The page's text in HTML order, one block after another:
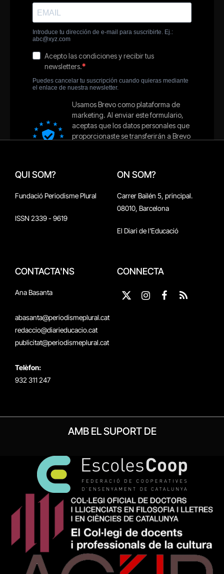
QUI SOM?
Fundació Periodisme Plural
ISSN 2339 - 9619
ON SOM?
Carrer Bailén 5, principal.
08010, Barcelona
El Diari de l'Educació
CONTACTA'NS
Ana Basanta
abasanta@periodismeplural.cat
redaccio@diarieducacio.cat
publicitat@periodismeplural.cat
Telèfon:
932 311 247
CONNECTA
X
Instagram
Facebook
RSS
AMB EL SUPORT DE